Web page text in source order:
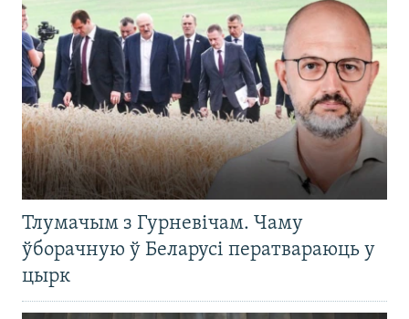
Тлумачым з Гурневічам. Чаму
ўборачную ў Беларусі ператвараюць у
цырк